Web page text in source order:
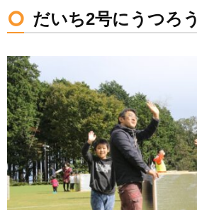
だいち2号にうつろう